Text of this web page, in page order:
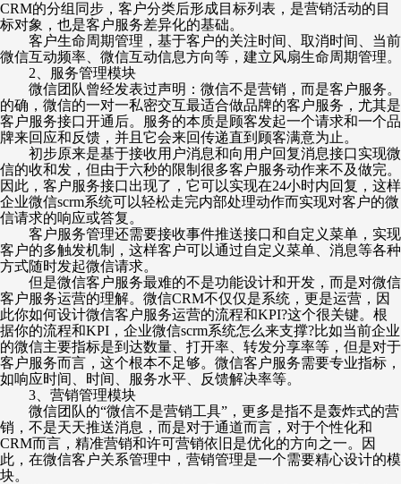
CRM的分组同步，客户分类后形成目标列表，是营销活动的目
标对象，也是客户服务差异化的基础。
客户生命周期管理，基于客户的关注时间、取消时间、当前
微信互动频率、微信互动信息方向等，建立风扇生命周期管理。
2、服务管理模块
微信团队曾经发表过声明：微信不是营销，而是客户服务。
的确，微信的一对一私密交互最适合做品牌的客户服务，尤其是
客户服务接口开通后。服务的本质是顾客发起一个请求和一个品
牌来回应和反馈，并且它会来回传递直到顾客满意为止。
初步原来是基于接收用户消息和向用户回复消息接口实现微
信的收和发，但由于六秒的限制很多客户服务动作来不及做完。
因此，客户服务接口出现了，它可以实现在24小时内回复，这样
企业微信scrm系统可以轻松走完内部处理动作而实现对客户的微
信请求的响应或答复。
客户服务管理还需要接收事件推送接口和自定义菜单，实现
客户的多触发机制，这样客户可以通过自定义菜单、消息等各种
方式随时发起微信请求。
但是微信客户服务最难的不是功能设计和开发，而是对微信
客户服务运营的理解。微信CRM不仅仅是系统，更是运营，因
此你如何设计微信客户服务运营的流程和KPI?这个很关键。根
据你的流程和KPI，企业微信scrm系统怎么来支撑?比如当前企业
的微信主要指标是到达数量、打开率、转发分享率等，但是对于
客户服务而言，这个根本不足够。微信客户服务需要专业指标，
如响应时间、时间、服务水平、反馈解决率等。
3、营销管理模块
微信团队的“微信不是营销工具” ，更多是指不是轰炸式的营
销，不是天天推送消息，而是对于通道而言，对于个性化和
CRM而言，精准营销和许可营销依旧是优化的方向之一。因
此，在微信客户关系管理中，营销管理是一个需要精心设计的模
块。